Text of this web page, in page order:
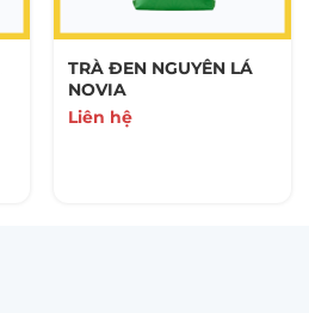
TRÀ ĐEN NGUYÊN LÁ
NOVIA
Liên hệ